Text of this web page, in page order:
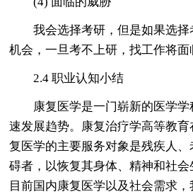
我会选择考研，但是如果选择
机会，一旦考不上研，找工作将面
2.4 职业认知小结
康复医学是一门崭新的医学学
速发展趋势。康复治疗学高等教
复医学的主要服务对象是残疾人
碍者，以恢复其身体、精神和社
目前国内康复医学以及社会需求